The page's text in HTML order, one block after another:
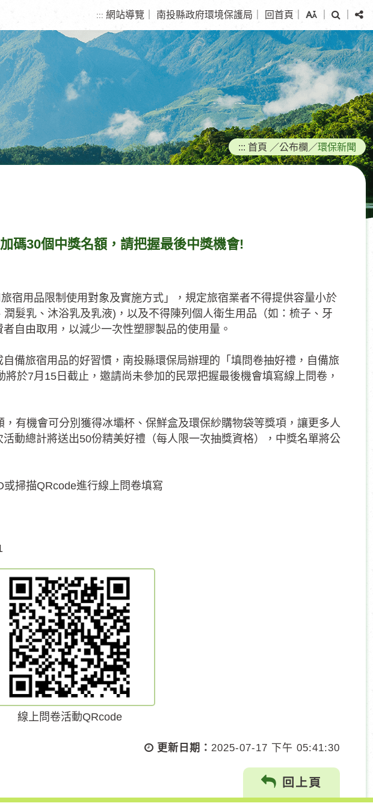
::: 網站導覽 南投縣政府環境保護局 回首頁
尋
分
享
::: 首頁 ／公布欄 ／環保新聞
碼30個中獎名額，請把握最後中獎機會!
宿用品限制使用對象及實施方式」，規定旅宿業者不得提供容量小於
髮乳、沐浴乳及乳液)，以及不得陳列個人衛生用品（如：梳子、牙
自由取用，以減少一次性塑膠製品的使用量。
備旅宿用品的好習慣，南投縣環保局辦理的「填問卷抽好禮，自備旅
於7月15日截止，邀請尚未參加的民眾把握最後機會填寫線上問卷，
有機會可分別獲得冰壩杯、保鮮盒及環保紗購物袋等獎項，讓更多人
動總計將送出50份精美好禮（每人限一次抽獎資格），中獎名單將公
掃描QRcode進行線上問卷填寫
線上問卷活動QRcode
更新日期： 2025-07-17 下午 05:41:30
回上頁